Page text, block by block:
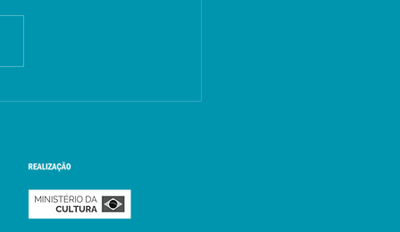
Pessoa: Viva Usina
durante mês de